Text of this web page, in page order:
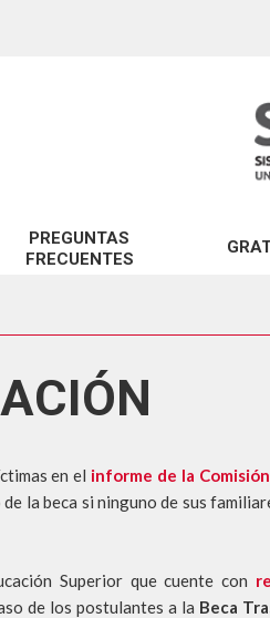
PREGUNTAS
FRECUENTES
BECAS Y CRÉDITOS
ARANCELES
TRÁMITES GESTIÓN FINANCIERA
en el informe de la
la beca si ninguno de sus
Superior que cuente con
de los postulantes a la Beca